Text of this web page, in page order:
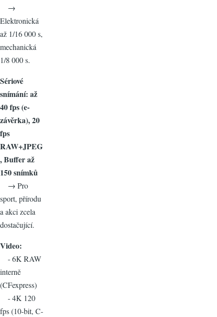
→
Elektronická
až 1/16 000 s,
mechanická
1/8 000 s.
Sériové
snímání: až
40 fps (e-
závěrka), 20
fps
RAW+JPEG
, Buffer až
150 snímků
→ Pro
sport, přírodu
a akci zcela
dostačující.
Video:
- 6K RAW
interně
(CFexpress)
- 4K 120
fps (10-bit, C-